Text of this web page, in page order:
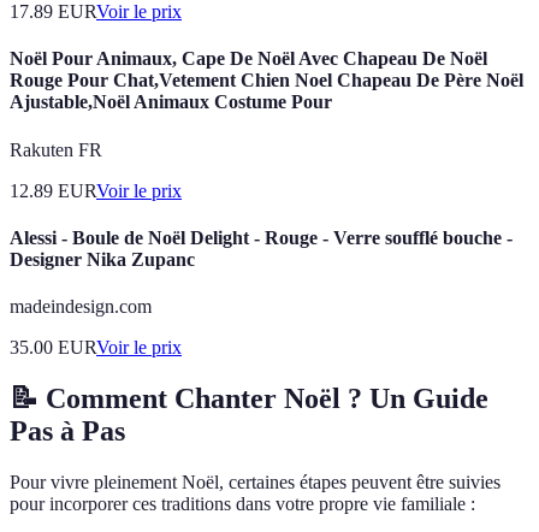
17.89 EURVoir le prix
Noël Pour Animaux, Cape De Noël Avec Chapeau De Noël
Rouge Pour Chat,Vetement Chien Noel Chapeau De Père Noël
Ajustable,Noël Animaux Costume Pour
Rakuten FR
12.89 EURVoir le prix
Alessi - Boule de Noël Delight - Rouge - Verre soufflé bouche -
Designer Nika Zupanc
madeindesign.com
35.00 EURVoir le prix
📝 Comment Chanter Noël ? Un Guide
Pas à Pas
Pour vivre pleinement Noël, certaines étapes peuvent être suivies
pour incorporer ces traditions dans votre propre vie familiale :